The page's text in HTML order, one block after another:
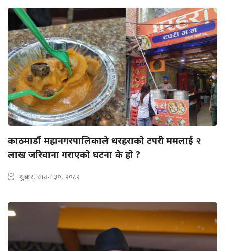
काठमाडौं महानगरपालिकाले धरहराको टपरी ममलाई २
लाख जरिवाना गराएको घटना के हो ?
शुक्रबार, साउन ३०, २०८२